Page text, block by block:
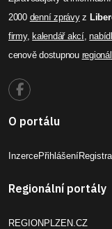
2000 denní zprávyz
firmy, kalendář akcí,
cenově dostupnou
O portálu
InzercePřihlášení
Regionální portály
REGIONPLZEN.CZ